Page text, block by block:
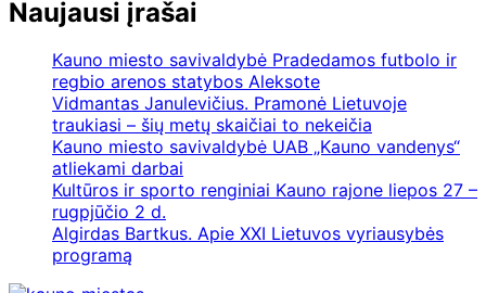
Naujausi įrašai
Kauno miesto savivaldybė Pradedamos futbolo ir
regbio arenos statybos Aleksote
Vidmantas Janulevičius. Pramonė Lietuvoje
traukiasi – šių metų skaičiai to nekeičia
Kauno miesto savivaldybė UAB „Kauno vandenys“
atliekami darbai
Kultūros ir sporto renginiai Kauno rajone liepos 27 –
rugpjūčio 2 d.
Algirdas Bartkus. Apie XXI Lietuvos vyriausybės
programą